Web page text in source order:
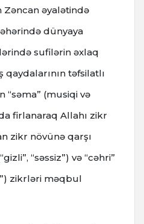
Zəncan əyalətində
dünyaya
sufilərin əxlaq
qaydalarının təfsilatlı
“səma” (musiqi və
firlanaraq Allahı zikr
zikr növünə qarşı
“səssiz”) və “cəhri”
zikrləri məqbul